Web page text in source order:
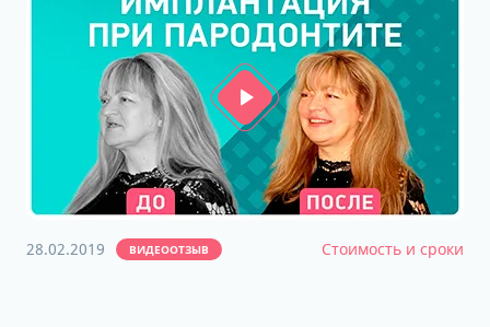
28.02.2019 ВИДЕООТЗЫВ Стоимость и сроки